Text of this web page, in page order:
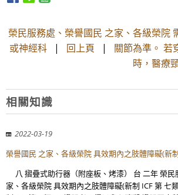
榮民服務處、榮譽國民 之家、各級榮院
或神經科 | 回上頁 | 關節為準。 若
時，醫療
相關知識
2022-03-19
榮譽國民 之家、各級榮院 具效期內之肢體障礙(新
八 摺疊式助行器（附座板、烤漆） 台 二年 榮民
家、各級榮院 具效期內之肢體障礙(新制 ICF 第 七